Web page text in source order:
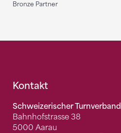
Bronze Partner
Fusszeile
Kontakt
Schweizerischer Turnverband
Bahnhofstrasse 38
5000 Aarau